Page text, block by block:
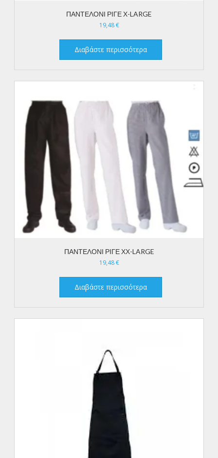
ΠΑΝΤΕΛΟΝΙ ΡΙΓΕ Χ-LARGE
19,48€
Διαβάστε περισσότερα
ΠΑΝΤΕΛΟΝΙ ΡΙΓΕ ΧΧ-LARGE
19,48€
Διαβάστε περισσότερα